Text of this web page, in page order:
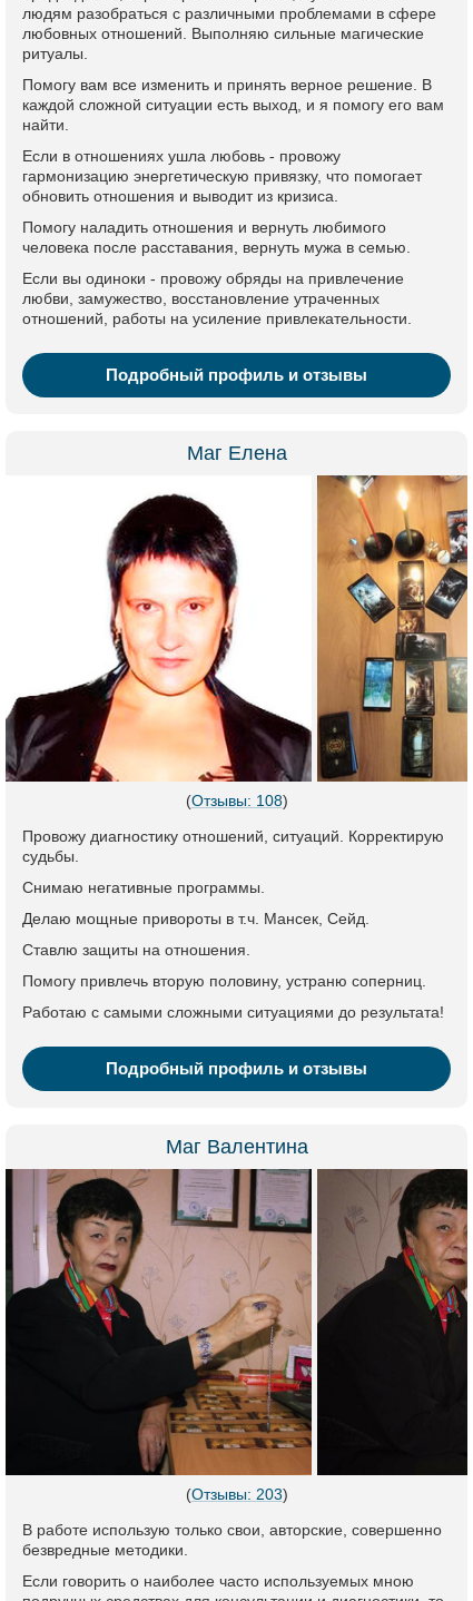
людям разобраться с различными проблемами в сфере
любовных отношений. Выполняю сильные магические
ритуалы.
Помогу вам все изменить и принять верное решение. В
каждой сложной ситуации есть выход, и я помогу его вам
найти.
Если в отношениях ушла любовь - провожу
гармонизацию энергетическую привязку, что помогает
обновить отношения и выводит из кризиса.
Помогу наладить отношения и вернуть любимого
человека после расставания, вернуть мужа в семью.
Если вы одиноки - провожу обряды на привлечение
любви, замужество, восстановление утраченных
отношений, работы на усиление привлекательности.
Подробный профиль и отзывы
Маг Елена
(Отзывы: 108)
Провожу диагностику отношений, ситуаций. Корректирую
судьбы.
Снимаю негативные программы.
Делаю мощные привороты в т.ч. Мансек, Сейд.
Ставлю защиты на отношения.
Помогу привлечь вторую половину, устраню соперниц.
Работаю с самыми сложными ситуациями до результата!
Подробный профиль и отзывы
Маг Валентина
(Отзывы: 203)
В работе использую только свои, авторские, совершенно
безвредные методики.
Если говорить о наиболее часто используемых мною